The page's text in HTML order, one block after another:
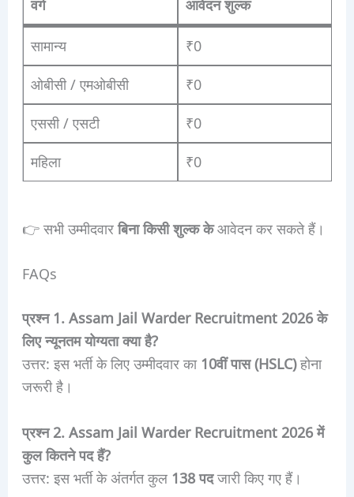
वर्ग आवेदन शुल्क
सामान्य ₹0
ओबीसी / एमओबीसी ₹0
एससी / एसटी ₹0
महिला ₹0
👉 सभी उम्मीदवारबिना किसी शुल्क केआवेदन कर सकते हैं।
FAQs
प्रश्न 1. Assam Jail Warder Recruitment 2026 के
लिए न्यूनतम योग्यता क्या है?
उत्तर: इस भर्ती के लिए उम्मीदवार का10वीं पास (HSLC)होना
जरूरी है।
प्रश्न 2. Assam Jail Warder Recruitment 2026 में
कुल कितने पद हैं?
उत्तर: इस भर्ती के अंतर्गत कुल 138 पदजारी किए गए हैं।